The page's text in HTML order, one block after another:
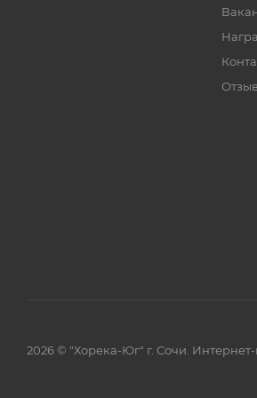
2026 © "Хорека-Юг" г. Сочи.